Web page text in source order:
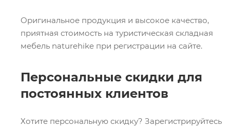
Оригинальное продукция и высокое качество,
приятная стоимость на туристическая складная
мебель naturehike при регистрации на сайте.
Персональные скидки для
постоянных клиентов
Хотите персональную скидку? Зарегистрируйтесь